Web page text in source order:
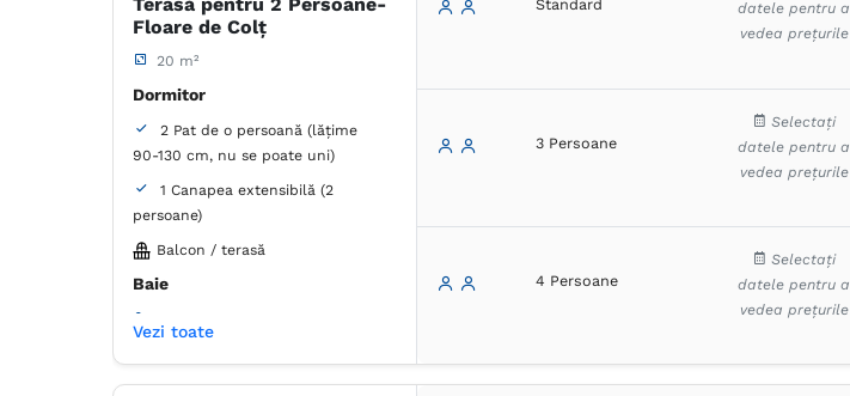
Floare de Colț
20 m²
Dormitor
2 Pat de o persoană (lățime
90-130 cm, nu se poate uni)
1 Canapea extensibilă (2
persoane)
Balcon / terasă
Baie
Dulap Masă
Birou
Vezi toate
Standard
datele pentru a
vedea prețurile
3 Persoane
Selectați
datele pentru a
vedea prețurile
4 Persoane
Selectați
datele pentru a
vedea prețurile